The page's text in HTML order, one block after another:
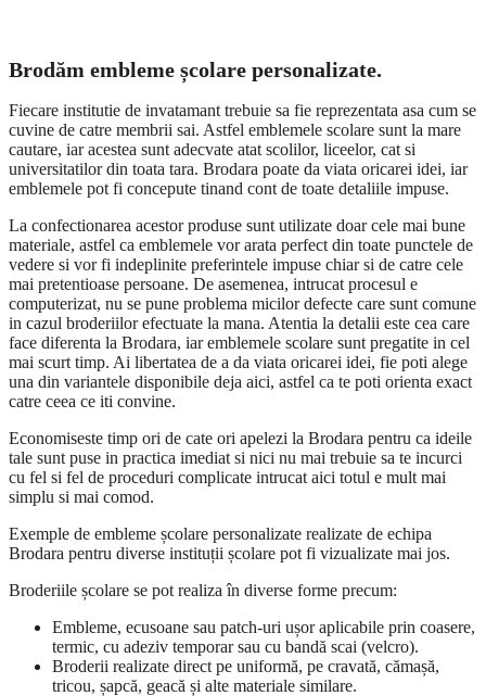
Brodăm embleme școlare personalizate.
Fiecare institutie de invatamant trebuie sa fie reprezentata asa cum se
cuvine de catre membrii sai. Astfel emblemele scolare sunt la mare
cautare, iar acestea sunt adecvate atat scolilor, liceelor, cat si
universitatilor din toata tara. Brodara poate da viata oricarei idei, iar
emblemele pot fi concepute tinand cont de toate detaliile impuse.
La confectionarea acestor produse sunt utilizate doar cele mai bune
materiale, astfel ca emblemele vor arata perfect din toate punctele de
vedere si vor fi indeplinite preferintele impuse chiar si de catre cele
mai pretentioase persoane. De asemenea, intrucat procesul e
computerizat, nu se pune problema micilor defecte care sunt comune
in cazul broderiilor efectuate la mana. Atentia la detalii este cea care
face diferenta la Brodara, iar emblemele scolare sunt pregatite in cel
mai scurt timp. Ai libertatea de a da viata oricarei idei, fie poti alege
una din variantele disponibile deja aici, astfel ca te poti orienta exact
catre ceea ce iti convine.
Economiseste timp ori de cate ori apelezi la Brodara pentru ca ideile
tale sunt puse in practica imediat si nici nu mai trebuie sa te incurci
cu fel si fel de proceduri complicate intrucat aici totul e mult mai
simplu si mai comod.
Exemple de embleme școlare personalizate realizate de echipa
Brodara pentru diverse instituții școlare pot fi vizualizate mai jos.
Broderiile școlare se pot realiza în diverse forme precum:
Embleme, ecusoane sau patch-uri ușor aplicabile prin coasere,
termic, cu adeziv temporar sau cu bandă scai (velcro).
Broderii realizate direct pe uniformă, pe cravată, cămașă,
tricou, șapcă, geacă și alte materiale similare.